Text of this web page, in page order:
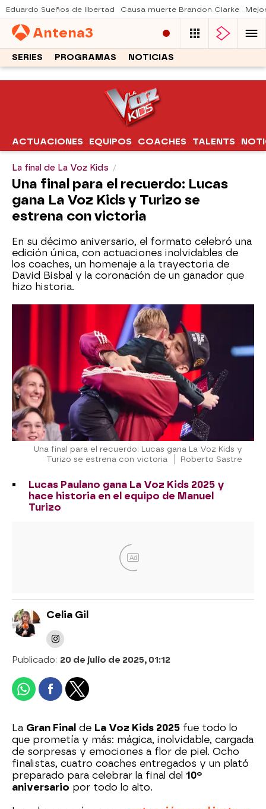
Eduardo Sueños de libertad Causa muerte Brandon Clarke
Antena3
SERIES PROGRAMAS NOTICIAS
ACTUACIONES EQUIPOS COACHES TALENTS
La final de La Voz Kids
Una final para el recuerdo: Lucas
gana La Voz Kids y Turizo se
estrena con victoria
En su décimo aniversario, el formato celebró una
edición única, con actuaciones inolvidables de
los coaches, un homenaje a la trayectoria de
David Bisbal y la coronación de un ganador que
hizo historia.
Una final para el recuerdo: Lucas gana La Voz Kids y
Turizo se estrena con victoria
Roberto Sastre
Lucas Paulano gana La Voz Kids 2025 y
hace historia en el equipo de Manuel
Turizo
Ad
Celia Gil
Publicado: 20 de julio de 2025, 01:12
La Gran Final de La Voz Kids 2025 fue todo lo
que prometía y más: mágica, inolvidable, cargada
de sorpresas y emociones a flor de piel. Ocho
finalistas, cuatro coaches entregados y un plató
preparado para celebrar la final del 10º
aniversario por todo lo alto.